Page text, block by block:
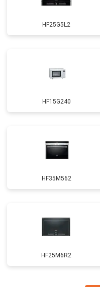
HF25G5L2
HF15G240
HF35M562
HF25M6R2